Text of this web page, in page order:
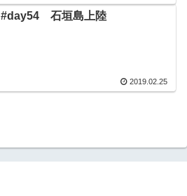
#day54 石垣島上陸
2019.02.25